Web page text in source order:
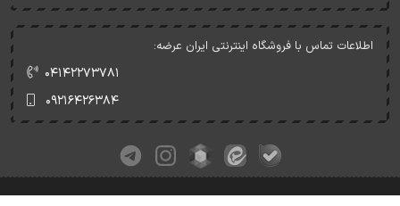
اطلاعات تماس با فروشگاه اینترنتی ایران عرضه:
۰۴۱۴۲۲۷۳۷۸۱
۰۹۲۱۶۴۲۶۳۸۴